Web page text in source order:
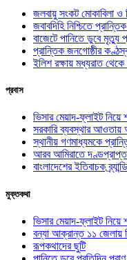
জলবায়ু সংকট মোকাবিলা ও
জবাবদিহি নিশ্চিতে
বাজেটে পানিতে ডুবে মৃত্যু
প্রান্তিক জনগোষ্ঠীর
ইলিশ রক্ষায় মধ্যরাত থেকে
প্রবাস
ভিসার মেয়াদ-ফ্লাইট নিয়ে
সরকারি ব্যবস্থার আওতায়
স্থানীয় গণমাধ্যমকে
আরব আমিরাতে দণ্ডপ্রাপ্ত
বাংলাদেশের ইতিবাচক
মুক্তকথা
ভিসার মেয়াদ-ফ্লাইট নিয়ে
বন্যা আক্রান্ত ১১ জেলায়
রূপকথাদের ছুটি